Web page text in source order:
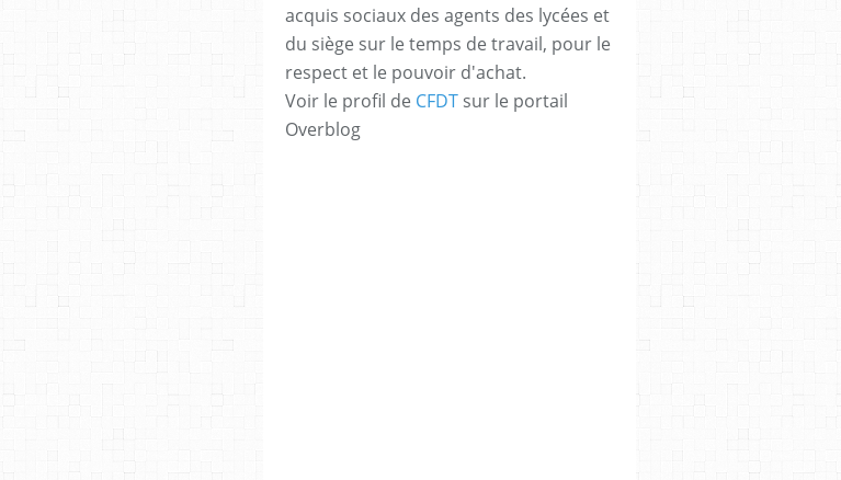
acquis sociaux des agents des lycées et
du siège sur le temps de travail, pour le
respect et le pouvoir d'achat.
Voir le profil de CFDT sur le portail
Overblog